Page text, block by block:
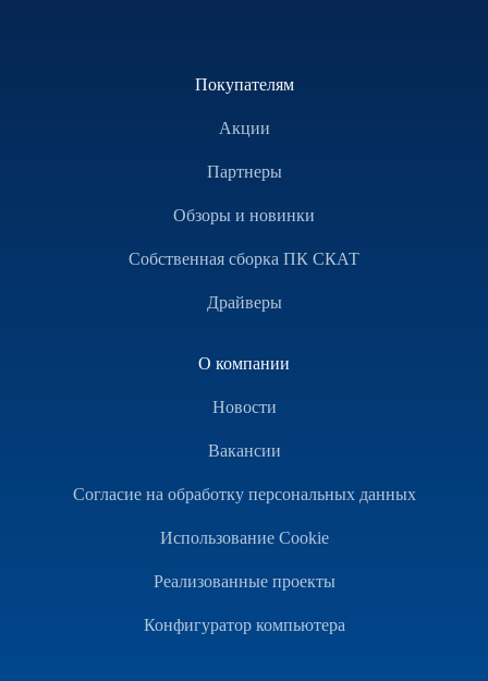
Покупателям
Акции
Партнеры
Обзоры и новинки
Собственная сборка ПК СКАТ
Драйверы
О компании
Новости
Вакансии
Согласие на обработку персональных данных
Использование Cookie
Реализованные проекты
Конфигуратор компьютера